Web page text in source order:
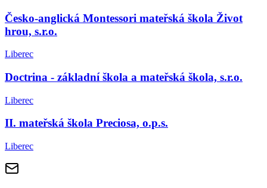
Česko-anglická Montessori mateřská škola Život
hrou, s.r.o.
Liberec
Doctrina - základní škola a mateřská škola, s.r.o.
Liberec
II. mateřská škola Preciosa, o.p.s.
Liberec